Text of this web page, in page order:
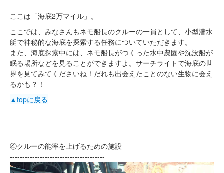
ここは「海底2万マイル」。
ここでは、みなさんもネモ船長のクルーの一員として、小型潜水
艇で神秘的な海底を探索する任務についていただきます。
また、海底探索中には、ネモ船長がつくった水中農園や沈没船が
眠る場所などを見ることができますよ。サーチライトで海底の世
界を見てみてくださいね！だれも出会えたことのない生物に会え
るかも？！
▲topに戻る
④クルーの能率を上げるための施設
--------------------------------------